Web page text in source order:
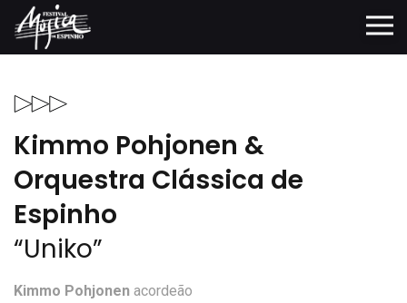
Kimmo Pohjonen &
Orquestra Clássica de
Espinho
“Uniko”
Kimmo Pohjonen acordeão